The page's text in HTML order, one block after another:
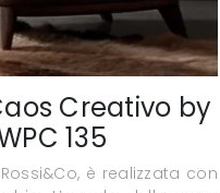
Creativo by
135
è realizzata con